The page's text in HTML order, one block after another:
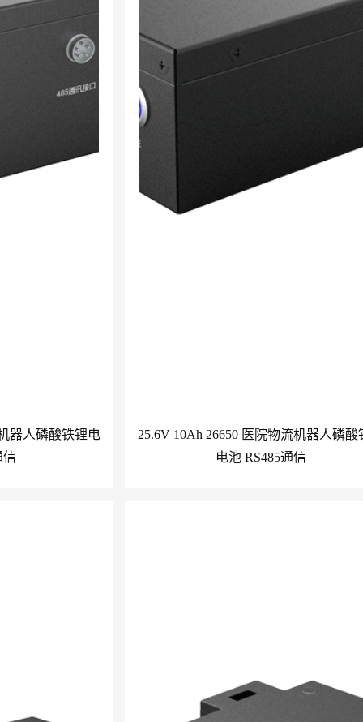
器人磷酸铁锂电
信
25.6V 10Ah 26650 医院物流机器人磷酸
电池 RS485通信